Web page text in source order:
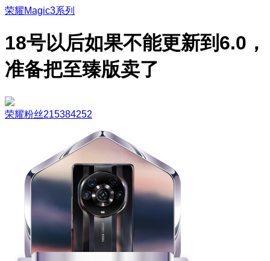
荣耀Magic3系列
18号以后如果不能更新到6.0，
准备把至臻版卖了
荣耀粉丝215384252